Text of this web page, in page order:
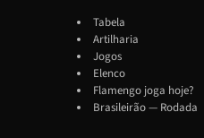
Tabela
Artilharia
Jogos
Elenco
Flamengo joga hoje?
Brasileirão — Rodada